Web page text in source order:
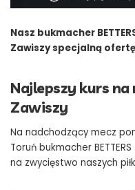
Nasz bukmacher
Zawiszy specjalną
Najlepszy kurs
Zawiszy
Na nadchodzący mecz
Toruń bukmacher
na zwycięstwo naszych